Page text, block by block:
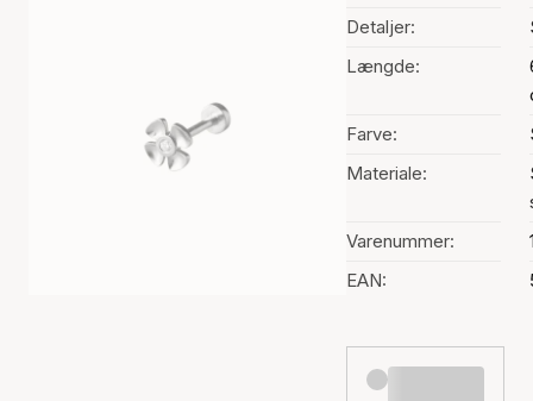
Detaljer:
Længde:
Farve:
Materiale:
Varenummer:
EAN: